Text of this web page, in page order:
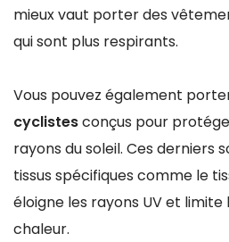
mieux vaut porter des
qui sont plus respirants.
Vous pouvez également
cyclistesconçus pour
rayons du soleil. Ces derniers
tissus spécifiques comme le
éloigne les rayons UV et limite
chaleur.